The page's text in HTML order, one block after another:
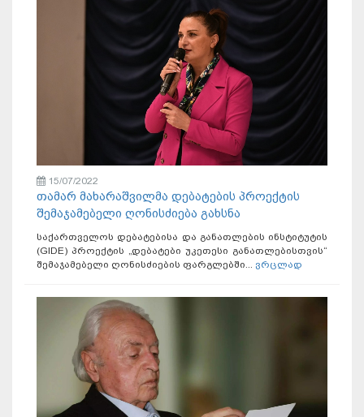
15/07/2022
თამარ მახარაშვილმა დებატების პროექტის
შემაჯამებელი ღონისძიება გახსნა
საქართველოს დებატებისა და განათლების ინსტიტუტის
(GIDE) პროექტის „დებატები უკეთესი განათლებისთვის“
შემაჯამებელი ღონისძიების ფარგლებში... ვრცლად